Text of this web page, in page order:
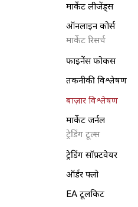
मार्केट लीजेंड्स
ऑनलाइन कोर्स
मार्केट रिसर्च
फाइनेंस फोकस
तकनीकी विश्लेषण
बाज़ार विश्लेषण
मार्केट जर्नल
ट्रेडिंग टूल्स
ट्रेडिंग सॉफ़्टवेयर
ऑर्डर फ्लो
EA टूलकिट